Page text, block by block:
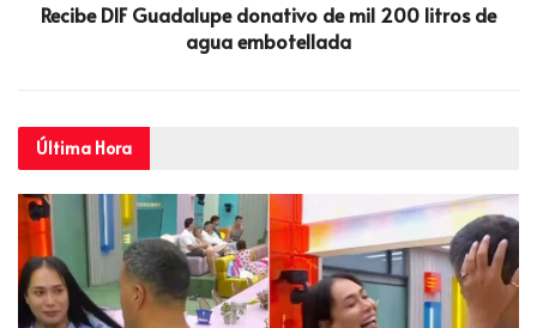
Recibe DIF Guadalupe donativo de mil 200 litros de
agua embotellada
Última Hora